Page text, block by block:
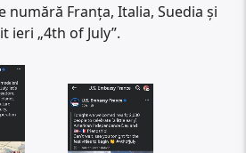
numără Franța, Italia, Suedia și
ieri „4th of July”.